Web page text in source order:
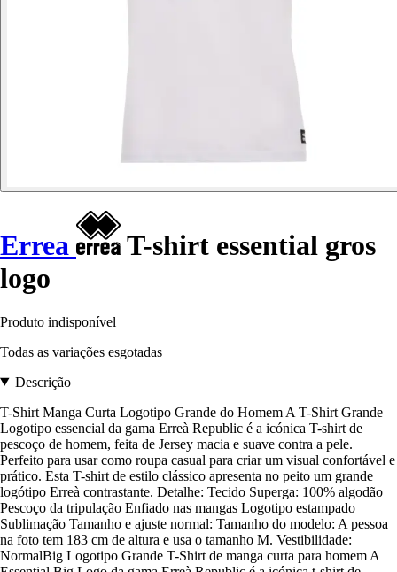
Errea
T-shirt essential gros
logo
Produto indisponível
Todas as variações esgotadas
Descrição
T-Shirt Manga Curta Logotipo Grande do Homem A T-Shirt Grande
Logotipo essencial da gama Erreà Republic é a icónica T-shirt de
pescoço de homem, feita de Jersey macia e suave contra a pele.
Perfeito para usar como roupa casual para criar um visual confortável e
prático. Esta T-shirt de estilo clássico apresenta no peito um grande
logótipo Erreà contrastante. Detalhe: Tecido Superga: 100% algodão
Pescoço da tripulação Enfiado nas mangas Logotipo estampado
Sublimação Tamanho e ajuste normal: Tamanho do modelo: A pessoa
na foto tem 183 cm de altura e usa o tamanho M. Vestibilidade:
NormalBig Logotipo Grande T-Shirt de manga curta para homem A